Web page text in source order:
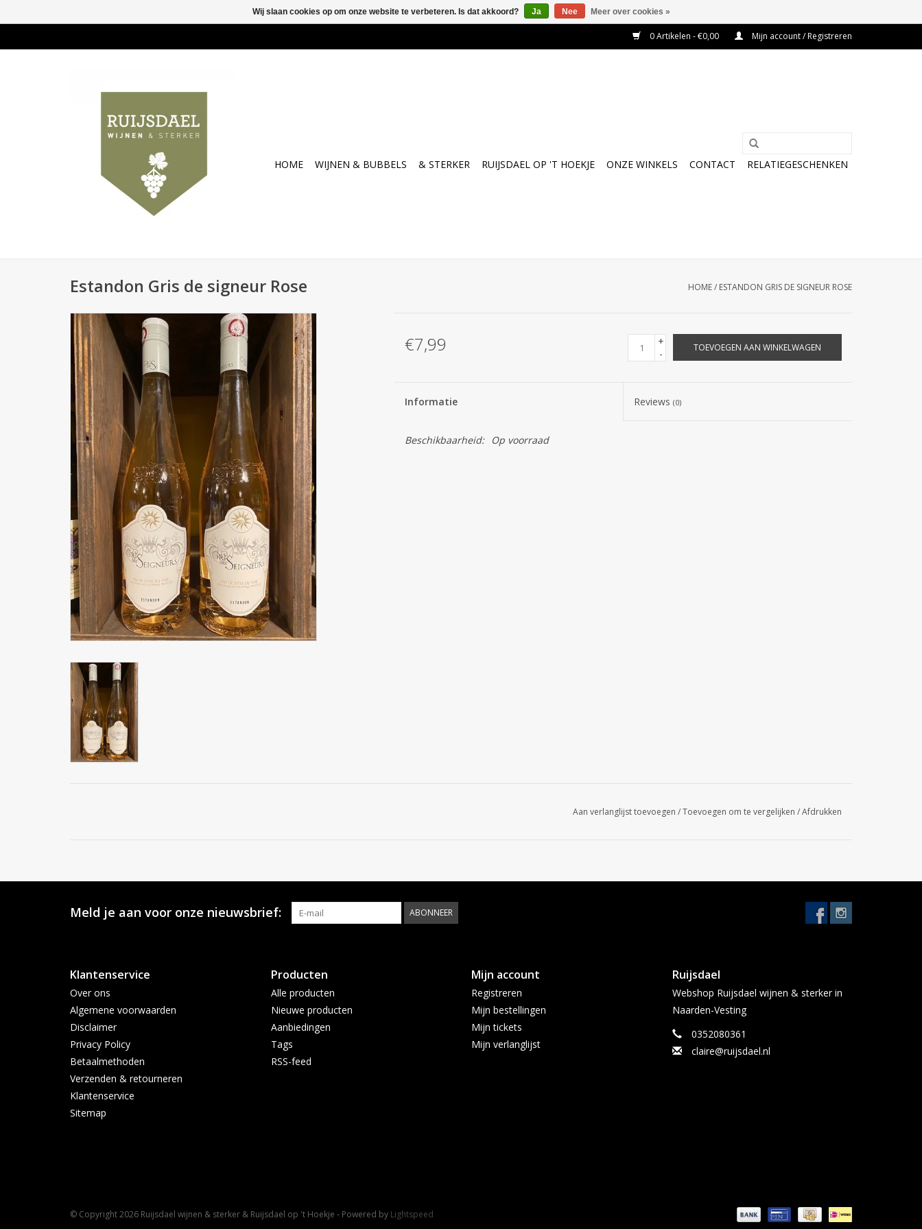
0 Artikelen - €0,00 Mijn account / Registreren
HOME WIJNEN & BUBBELS & STERKER RUIJSDAEL OP 'T HOEKJE ONZE WINKELS CONTACT RELATIEGESCHENKEN
Estandon Gris de signeur Rose HOME/ ESTANDON GRIS DE SIGNEUR ROSE
€7,99
+
-
TOEVOEGEN AAN WINKELWAGEN
Informatie Reviews(0)
Beschikbaarheid: Op voorraad
Aan verlanglijst toevoegen /Toevoegen om te vergelijken /Afdrukken
Meld je aan voor onze nieuwsbrief: ABONNEER
Klantenservice
Over ons
Algemene voorwaarden
Disclaimer
Privacy Policy
Betaalmethoden
Verzenden & retourneren
Klantenservice
Sitemap
Producten
Alle producten
Nieuwe producten
Aanbiedingen
Tags
RSS-feed
Mijn account
Registreren
Mijn bestellingen
Mijn tickets
Mijn verlanglijst
Ruijsdael
Webshop Ruijsdael wijnen & sterker in
Naarden-Vesting
0352080361
claire@ruijsdael.nl
© Copyright 2026 Ruijsdael wijnen & sterker & Ruijsdael op 't Hoekje - Powered by Lightspeed
Wij slaan cookies op om onze website te verbeteren. Is dat akkoord? Ja Nee Meer over cookies »